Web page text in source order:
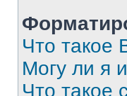
Что такое
Могу ли я
Что такое